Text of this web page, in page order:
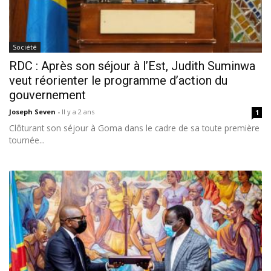
Société
RDC : Après son séjour à l’Est, Judith Suminwa
veut réorienter le programme d’action du
gouvernement
Joseph Seven - Il y a 2 ans 1
Clôturant son séjour à Goma dans le cadre de sa toute première
tournée...